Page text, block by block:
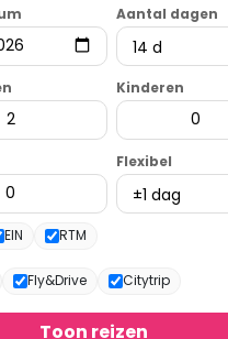
Aantal dagen
Kinderen
Flexibel
EIN RTM
Fly&Drive Citytrip
Toon reizen